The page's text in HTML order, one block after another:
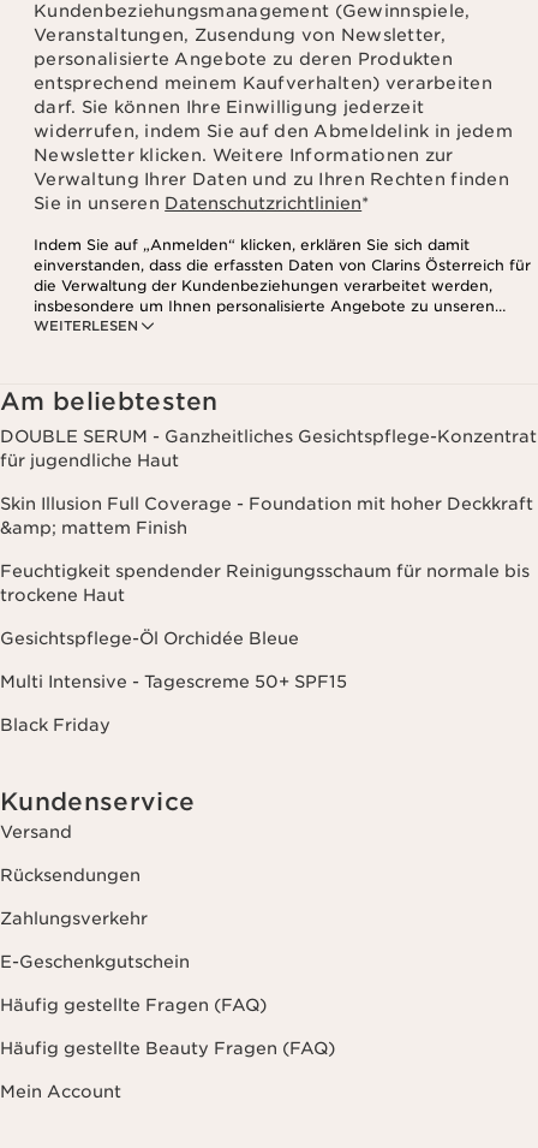
Kundenbeziehungsmanagement (Gewinnspiele,
Veranstaltungen, Zusendung von Newsletter,
personalisierte Angebote zu deren Produkten
entsprechend meinem Kaufverhalten) verarbeiten
darf. Sie können Ihre Einwilligung jederzeit
widerrufen, indem Sie auf den Abmeldelink in jedem
Newsletter klicken. Weitere Informationen zur
Verwaltung Ihrer Daten und zu Ihren Rechten finden
Sie in unseren Datenschutzrichtlinien*
WEITERLESEN
Indem Sie auf „Anmelden“ klicken, erklären Sie sich damit
einverstanden, dass die erfassten Daten von Clarins Österreich für
die Verwaltung der Kundenbeziehungen verarbeitet werden,
insbesondere um Ihnen personalisierte Angebote zu unseren
Produkten und Dienstleistungen entsprechend Ihrem
Websites Dritter, sowie für analytische Zwecke.
Am beliebtesten
DOUBLE SERUM - Ganzheitliches Gesichtspflege-Konzentrat
für jugendliche Haut
Skin Illusion Full Coverage - Foundation mit hoher Deckkraft
&amp; mattem Finish
Feuchtigkeit spendender Reinigungsschaum für normale bis
trockene Haut
Gesichtspflege-Öl Orchidée Bleue
Multi Intensive - Tagescreme 50+ SPF15
Black Friday
Kundenservice
Versand
Rücksendungen
Zahlungsverkehr
E-Geschenkgutschein
Häufig gestellte Fragen (FAQ)
Häufig gestellte Beauty Fragen (FAQ)
Mein Account